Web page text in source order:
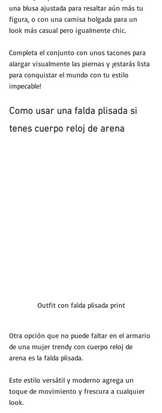
una blusa ajustada para resaltar aún más tu
figura, o con una camisa holgada para un
look más casual pero igualmente chic.
Completa el conjunto con unos tacones para
alargar visualmente las piernas y ¡estarás lista
para conquistar el mundo con tu estilo
impecable!
Como usar una falda plisada si
tenes cuerpo reloj de arena
Outfit con falda plisada print
Otra opción que no puede faltar en el armario
de una mujer trendy con cuerpo reloj de
arena es la falda plisada.
Este estilo versátil y moderno agrega un
toque de movimiento y frescura a cualquier
look.